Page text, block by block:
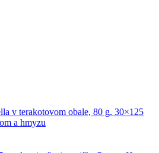
v terakotovom obale, 80 g, 30×125
a hmyzu